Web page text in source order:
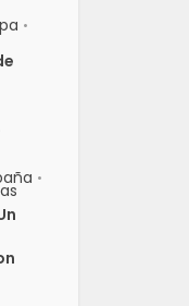
•
•